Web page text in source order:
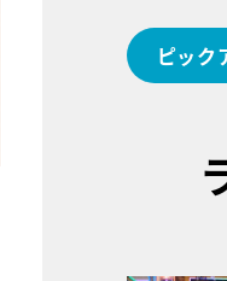
ピック